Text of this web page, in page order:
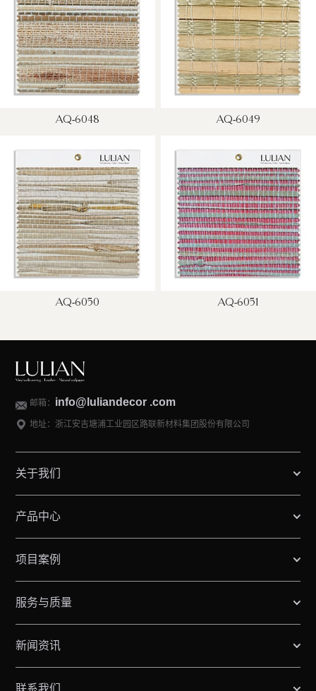
AQ-6048 AQ-6049
AQ-6050 AQ-6051
邮箱： info@luliandecor .com
地址：浙江安吉塘浦工业园区路联新材料集团股份有限公司
关于我们
产品中心
项目案例
服务与质量
新闻资讯